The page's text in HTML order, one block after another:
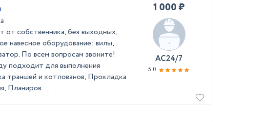
от собственника, без выходных,
навесное оборудование: вилы,
По всем вопросам звоните!
подходит для выполнения
траншей и котлованов, Прокладка
Планиров ...
1 000 ₽
АС24/7
5.0